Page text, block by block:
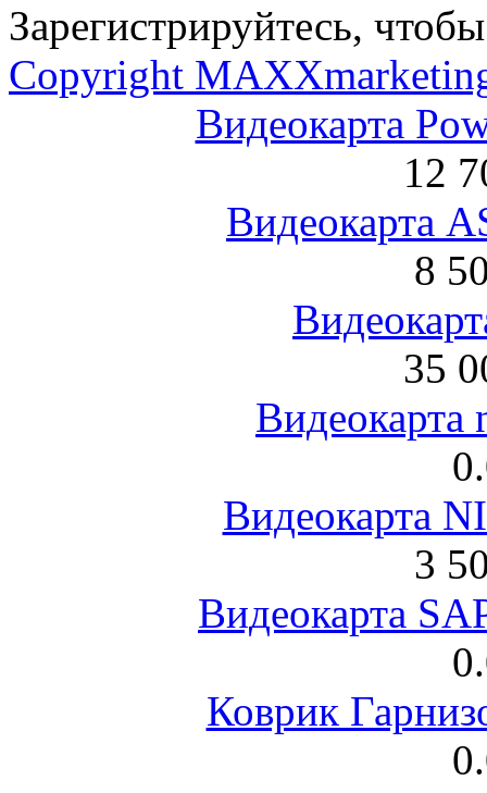
Зарегистрируйтесь,
Copyright
Видеокарта
12
Видеокарта
8
35
Видеокарта
Видеокарта
3
Видеокарта
Коврик